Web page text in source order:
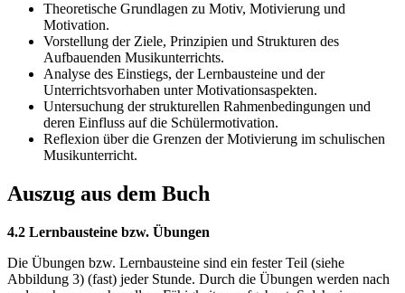
Theoretische Grundlagen zu Motiv, Motivierung und
Motivation.
Vorstellung der Ziele, Prinzipien und Strukturen des
Aufbauenden Musikunterrichts.
Analyse des Einstiegs, der Lernbausteine und der
Unterrichtsvorhaben unter Motivationsaspekten.
Untersuchung der strukturellen Rahmenbedingungen und
deren Einfluss auf die Schülermotivation.
Reflexion über die Grenzen der Motivierung im schulischen
Musikunterricht.
Auszug aus dem Buch
4.2 Lernbausteine bzw. Übungen
Die Übungen bzw. Lernbausteine sind ein fester Teil (siehe
Abbildung 3) (fast) jeder Stunde. Durch die Übungen werden nach